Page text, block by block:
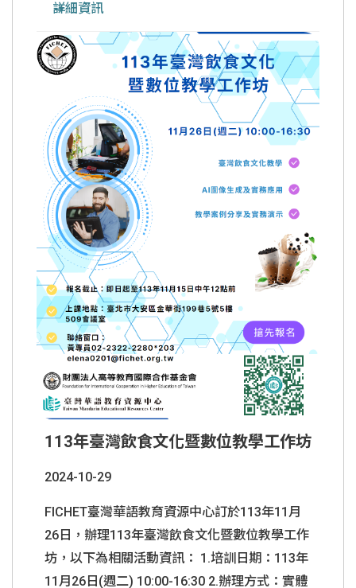
者。 2. 報名網址：
https://forms.gle/uPaZdNtjE6mnmfw76 3. 報
名截止：臺灣時間114年1月17日(五)前完成線
上報名。 4. 培訓證書：每場講座須完成線上簽
到及課後滿意度問卷，方可領取系統寄發之電子
圖靈證書。......
詳細資訊
113年臺灣飲食文化暨數位教學工作坊
2024-10-29
FICHET臺灣華語教育資源中心訂於113年11月
26日，辦理113年臺灣飲食文化暨數位教學工作
坊，以下為相關活動資訊： 1.培訓日期：113年
11月26日(週二) 10:00-16:30 2.辦理方式：實體